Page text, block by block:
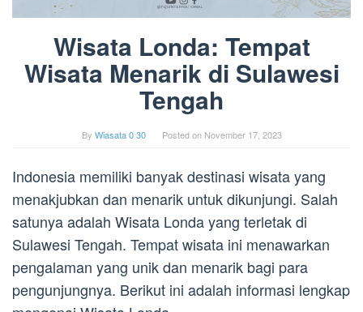
Wisata Londa: Tempat
Wisata Menarik di Sulawesi
Tengah
By Wiasata 0 30 Posted on November 17, 2023
Indonesia memiliki banyak destinasi wisata yang
menakjubkan dan menarik untuk dikunjungi. Salah
satunya adalah Wisata Londa yang terletak di
Sulawesi Tengah. Tempat wisata ini menawarkan
pengalaman yang unik dan menarik bagi para
pengunjungnya. Berikut ini adalah informasi lengkap